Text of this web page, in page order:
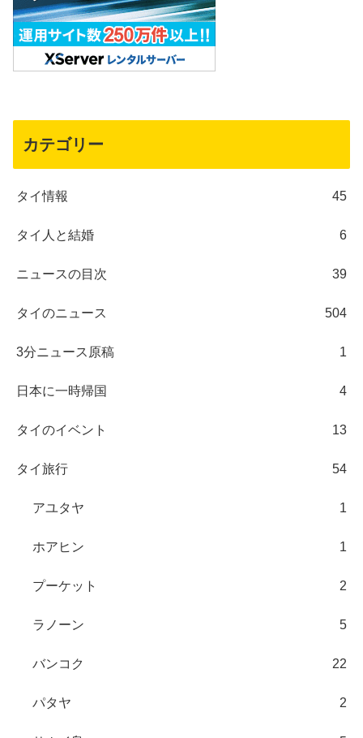
カテゴリー
タイ情報 45
タイ人と結婚 6
ニュースの目次 39
タイのニュース 504
3分ニュース原稿 1
日本に一時帰国 4
タイのイベント 13
タイ旅行 54
アユタヤ 1
ホアヒン 1
プーケット 2
ラノーン 5
バンコク 22
パタヤ 2